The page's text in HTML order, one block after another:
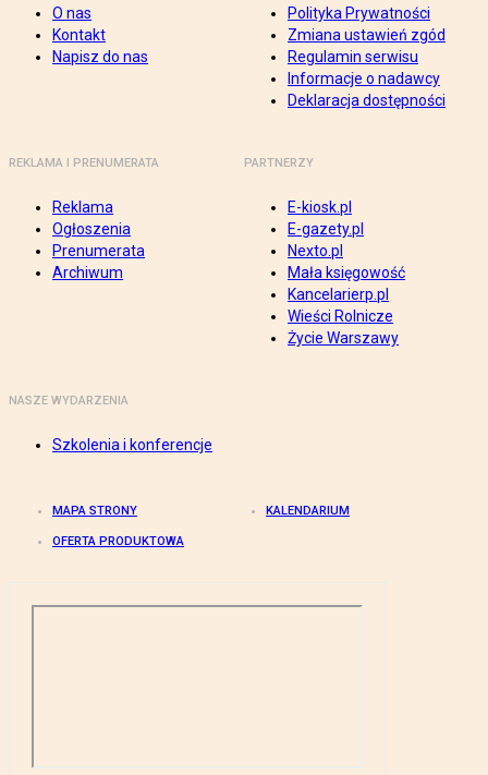
O nas
Kontakt
Napisz do nas
Polityka Prywatności
Zmiana ustawień zgód
Regulamin serwisu
Informacje o nadawcy
Deklaracja dostępności
REKLAMA I PRENUMERATA
Reklama
Ogłoszenia
Prenumerata
Archiwum
PARTNERZY
E-kiosk.pl
E-gazety.pl
Nexto.pl
Mała księgowość
Kancelarierp.pl
Wieści Rolnicze
Życie Warszawy
NASZE WYDARZENIA
Szkolenia i konferencje
MAPA STRONY KALENDARIUM
OFERTA PRODUKTOWA